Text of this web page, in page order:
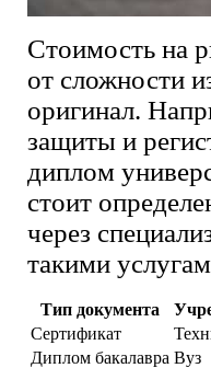
Стоимость на
от сложности
оригинал.
защиты и
диплом
стоит
через
такими
Тип документа
Сертификат
Диплом бакалавра Вуз